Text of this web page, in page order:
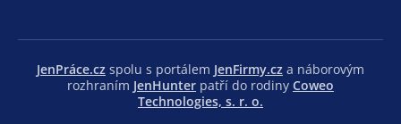
JenPráce.cz spolu s portálem JenFirmy.cz a náborovým
rozhraním JenHunter patří do rodiny Coweo
Technologies, s. r. o.